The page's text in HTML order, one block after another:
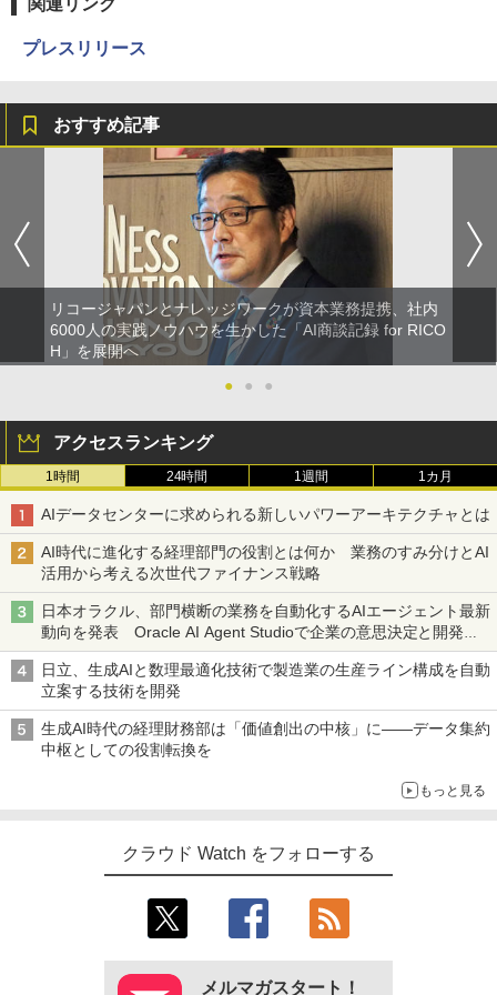
関連リンク
プレスリリース
おすすめ記事
リコージャパンとナレッジワークが資本業務提携、社内
6000人の実践ノウハウを生かした「AI商談記録 for RICO
H」を展開へ
●
● ●
アクセスランキング
1時間 24時間 1週間 1カ月
AIデータセンターに求められる新しいパワーアーキテクチャとは
AI時代に進化する経理部門の役割とは何か 業務のすみ分けとAI
活用から考える次世代ファイナンス戦略
日本オラクル、部門横断の業務を自動化するAIエージェント最新
動向を発表 Oracle AI Agent Studioで企業の意思決定と開発を
加速
日立、生成AIと数理最適化技術で製造業の生産ライン構成を自動
立案する技術を開発
生成AI時代の経理財務部は「価値創出の中核」に――データ集約
中枢としての役割転換を
もっと見る
クラウド Watch をフォローする
メルマガスタート！